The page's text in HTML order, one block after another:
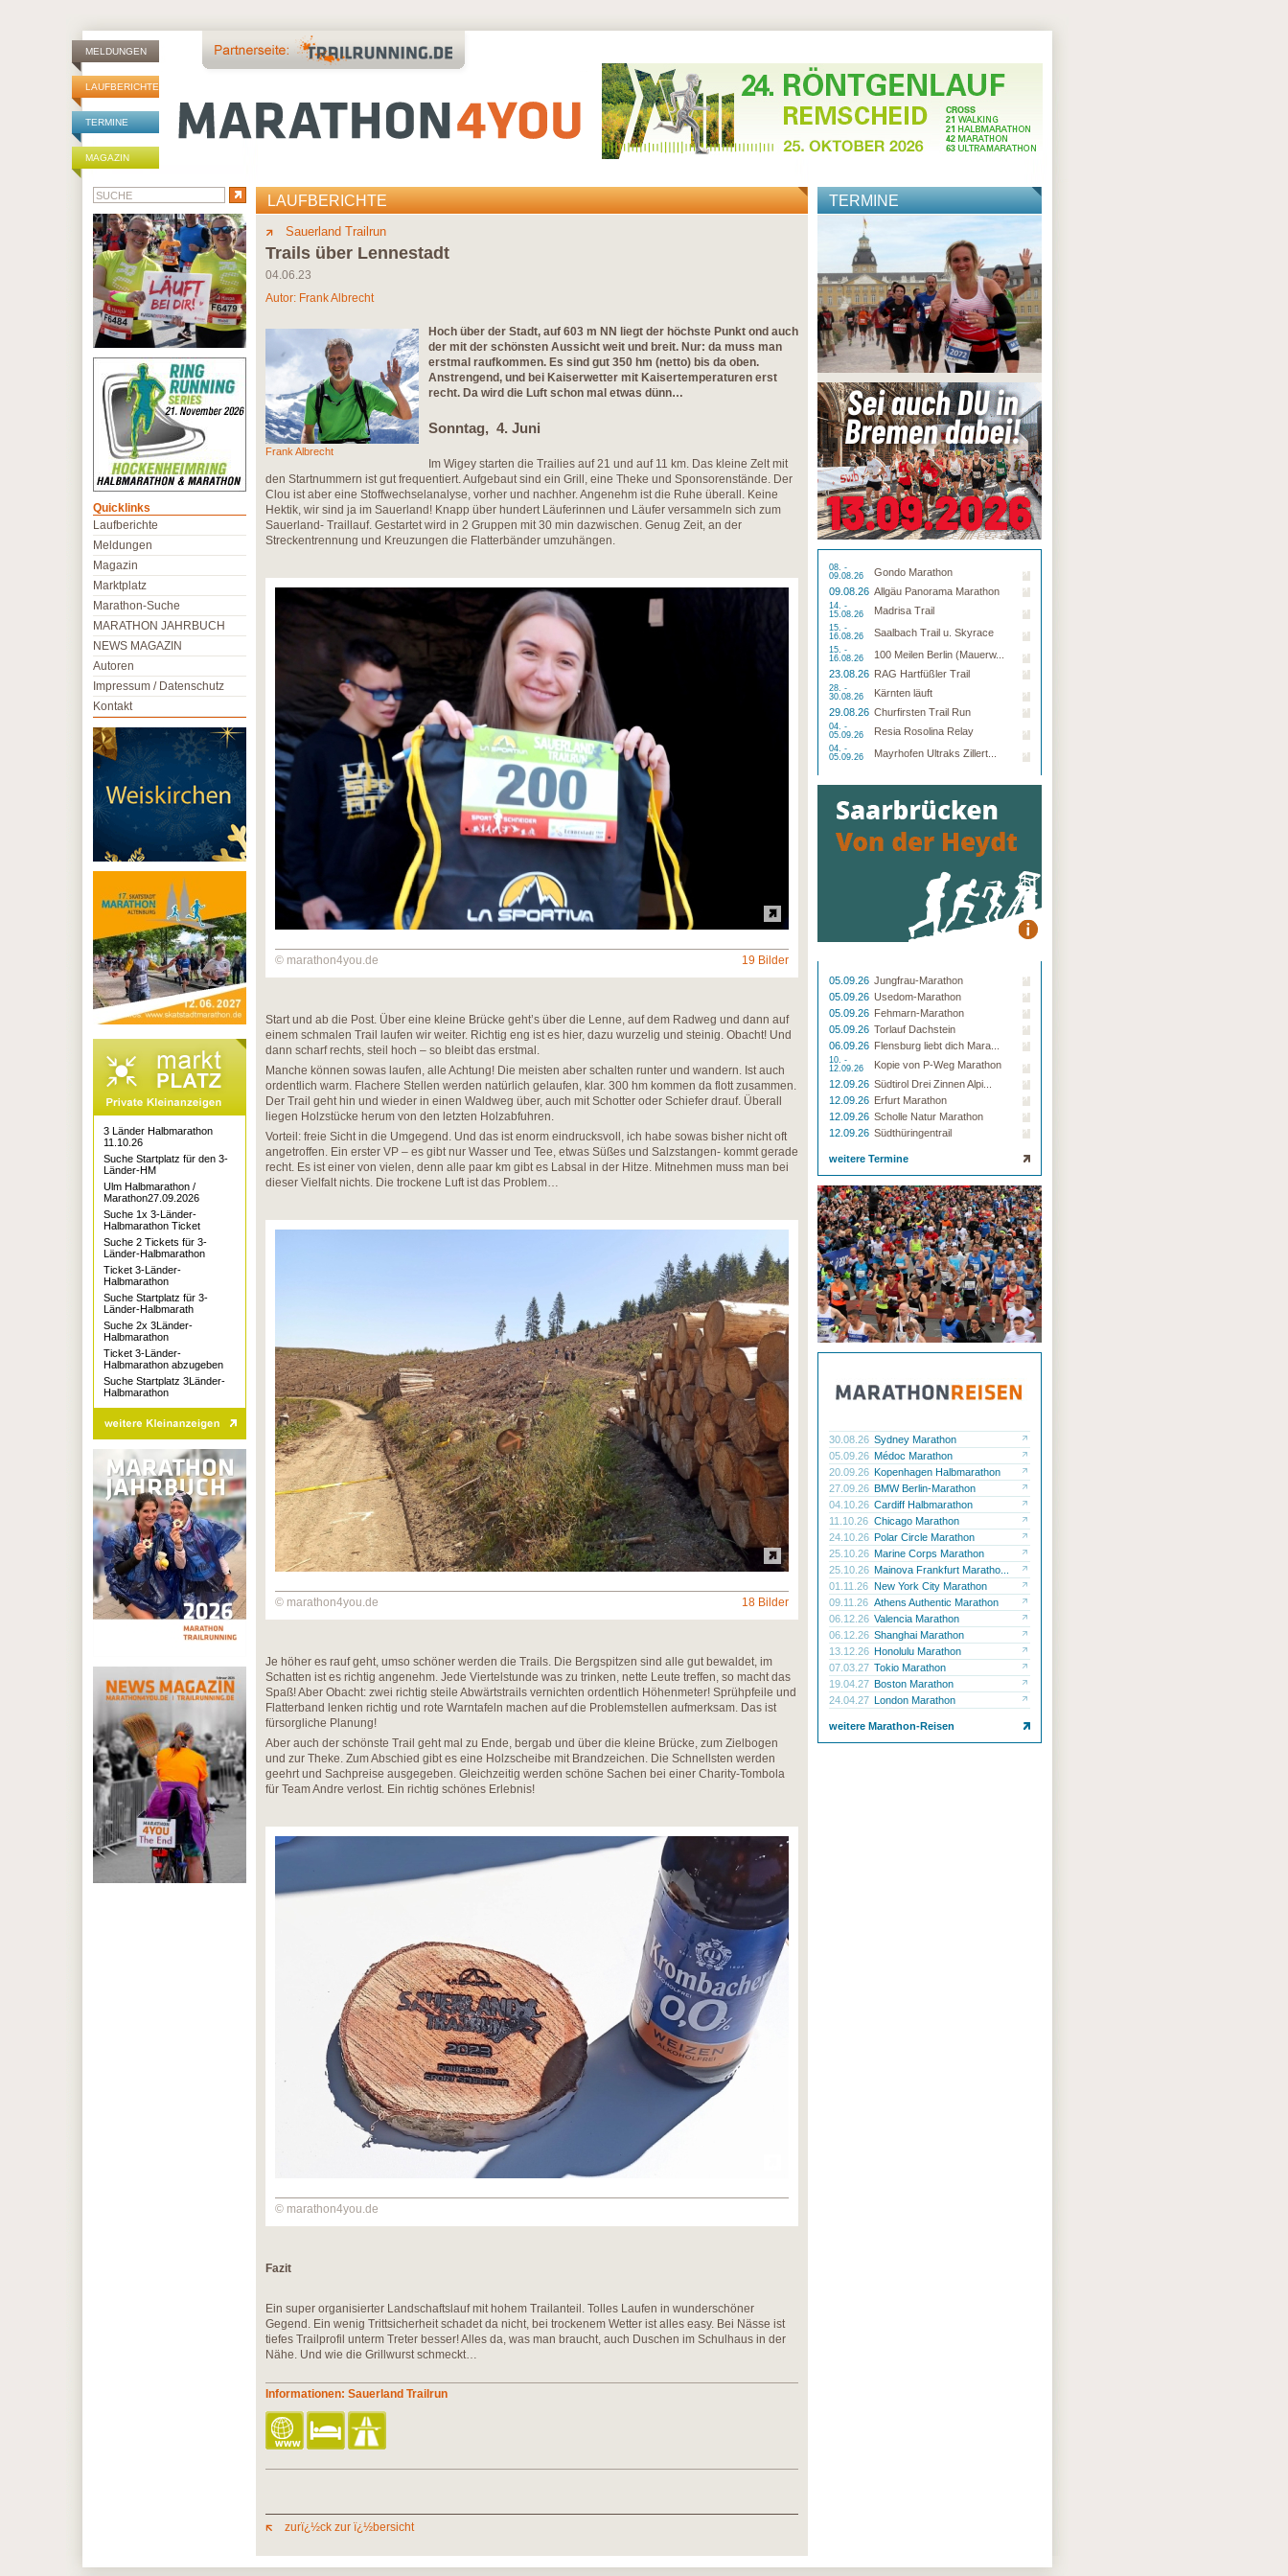
MELDUNGEN
LAUFBERICHTE
TERMINE
MAGAZIN
LAUFBERICHTE
Sauerland Trailrun
Trails über Lennestadt
04.06.23
Autor: Frank Albrecht
Frank Albrecht
Hoch über der Stadt, auf 603 m NN liegt der höchste Punkt ond auch
der mit der schönsten Aussicht weit und breit. Nur: da muss man
erstmal raufkommen. Es sind gut 350 hm (netto) bis da oben.
Anstrengend, und bei Kaiserwetter mit Kaisertemperaturen erst
recht. Da wird die Luft schon mal etwas dünn…
Sonntag, 4. Juni
Im Wigey starten die Trailies auf 21 und auf 11 km. Das kleine Zelt mit
den Startnummern ist gut frequentiert. Aufgebaut sind ein Grill, eine Theke und Sponsorenstände. Der
Clou ist aber eine Stoffwechselanalyse, vorher und nachher. Angenehm ist die Ruhe überall. Keine
Hektik, wir sind ja im Sauerland! Knapp über hundert Läuferinnen und Läufer versammeln sich zum
Sauerland- Traillauf. Gestartet wird in 2 Gruppen mit 30 min dazwischen. Genug Zeit, an der
Streckentrennung und Kreuzungen die Flatterbänder umzuhängen.
© marathon4you.de 19 Bilder
Start und ab die Post. Über eine kleine Brücke geht’s über die Lenne, auf dem Radweg und dann auf
einem schmalen Trail laufen wir weiter. Richtig eng ist es hier, dazu wurzelig und steinig. Obacht! Und
dann scharf rechts, steil hoch – so bleibt das erstmal.
Manche können sowas laufen, alle Achtung! Die meisten aber schalten runter und wandern. Ist auch
ordentlich warm. Flachere Stellen werden natürlich gelaufen, klar. 300 hm kommen da flott zusammen.
Der Trail geht hin und wieder in einen Waldweg über, auch mit Schotter oder Schiefer drauf. Überall
liegen Holzstücke herum von den letzten Holzabfuhren.
Vorteil: freie Sicht in die Umgegend. Und das ist enorm eindrucksvoll, ich habe sowas bisher nicht oft
angetroffen. Ein erster VP – es gibt nur Wasser und Tee, etwas Süßes und Salzstangen- kommt gerade
recht. Es ist einer von vielen, denn alle paar km gibt es Labsal in der Hitze. Mitnehmen muss man bei
dieser Vielfalt nichts. Die trockene Luft ist das Problem…
© marathon4you.de 18 Bilder
Je höher es rauf geht, umso schöner werden die Trails. Die Bergspitzen sind alle gut bewaldet, im
Schatten ist es richtig angenehm. Jede Viertelstunde was zu trinken, nette Leute treffen, so macht das
Spaß! Aber Obacht: zwei richtig steile Abwärtstrails vernichten ordentlich Höhenmeter! Sprühpfeile und
Flatterband lenken richtig und rote Warntafeln machen auf die Problemstellen aufmerksam. Das ist
fürsorgliche Planung!
Aber auch der schönste Trail geht mal zu Ende, bergab und über die kleine Brücke, zum Zielbogen
und zur Theke. Zum Abschied gibt es eine Holzscheibe mit Brandzeichen. Die Schnellsten werden
geehrt und Sachpreise ausgegeben. Gleichzeitig werden schöne Sachen bei einer Charity-Tombola
für Team Andre verlost. Ein richtig schönes Erlebnis!
© marathon4you.de
Fazit
Ein super organisierter Landschaftslauf mit hohem Trailanteil. Tolles Laufen in wunderschöner
Gegend. Ein wenig Trittsicherheit schadet da nicht, bei trockenem Wetter ist alles easy. Bei Nässe ist
tiefes Trailprofil unterm Treter besser! Alles da, was man braucht, auch Duschen im Schulhaus in der
Nähe. Und wie die Grillwurst schmeckt…
Informationen: Sauerland Trailrun
zurï¿½ck zur ï¿½bersicht
TERMINE
08. -
09.08.26
Gondo Marathon
09.08.26 Allgäu Panorama Marathon
14. -
15.08.26
Madrisa Trail
15. -
16.08.26
Saalbach Trail u. Skyrace
15. -
16.08.26
100 Meilen Berlin (Mauerw...
23.08.26 RAG Hartfüßler Trail
28. -
30.08.26
Kärnten läuft
29.08.26 Churfirsten Trail Run
04. -
05.09.26
Resia Rosolina Relay
04. -
05.09.26
Mayrhofen Ultraks Zillert...
05.09.26 Jungfrau-Marathon
05.09.26 Usedom-Marathon
05.09.26 Fehmarn-Marathon
05.09.26 Torlauf Dachstein
06.09.26 Flensburg liebt dich Mara...
10. -
12.09.26
Kopie von P-Weg Marathon
12.09.26 Südtirol Drei Zinnen Alpi...
12.09.26 Erfurt Marathon
12.09.26 Scholle Natur Marathon
12.09.26 Südthüringentrail
weitere Termine
30.08.26 Sydney Marathon
05.09.26 Médoc Marathon
20.09.26 Kopenhagen Halbmarathon
27.09.26 BMW Berlin-Marathon
04.10.26 Cardiff Halbmarathon
11.10.26 Chicago Marathon
24.10.26 Polar Circle Marathon
25.10.26 Marine Corps Marathon
25.10.26 Mainova Frankfurt Maratho...
01.11.26 New York City Marathon
09.11.26 Athens Authentic Marathon
06.12.26 Valencia Marathon
06.12.26 Shanghai Marathon
13.12.26 Honolulu Marathon
07.03.27 Tokio Marathon
19.04.27 Boston Marathon
24.04.27 London Marathon
weitere Marathon-Reisen
Quicklinks
Laufberichte
Meldungen
Magazin
Marktplatz
Marathon-Suche
MARATHON JAHRBUCH
NEWS MAGAZIN
Autoren
Impressum / Datenschutz
Kontakt
3 Länder Halbmarathon
11.10.26
Suche Startplatz für den 3-
Länder-HM
Ulm Halbmarathon /
Marathon27.09.2026
Suche 1x 3-Länder-
Halbmarathon Ticket
Suche 2 Tickets für 3-
Länder-Halbmarathon
Ticket 3-Länder-
Halbmarathon
Suche Startplatz für 3-
Länder-Halbmarath
Suche 2x 3Länder-
Halbmarathon
Ticket 3-Länder-
Halbmarathon abzugeben
Suche Startplatz 3Länder-
Halbmarathon